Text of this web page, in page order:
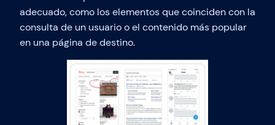
adecuado, como los elementos que coinciden con la
consulta de un usuario o el contenido más popular
en una página de destino.